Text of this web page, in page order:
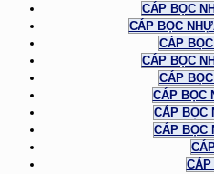
CÁP BỌC
CÁP BỌC
CÁP
CÁP BỌC
CÁP
CÁP BỌC
CÁP BỌC
CÁP BỌC
CÁP